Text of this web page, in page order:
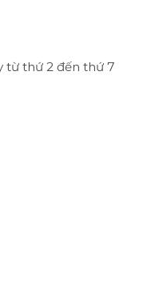
từ thứ 2 đến thứ 7